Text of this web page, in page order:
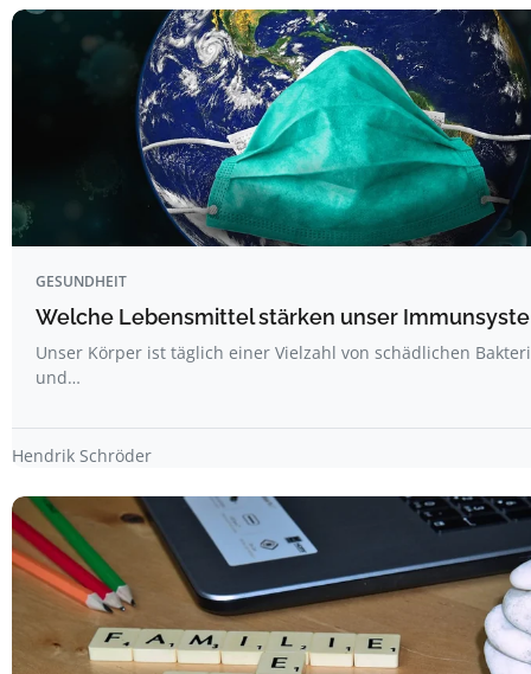
GESUNDHEIT
Welche Lebensmittel stärken unser
Unser Körper ist täglich einer Vielzahl von schädlichen
und…
Hendrik Schröder